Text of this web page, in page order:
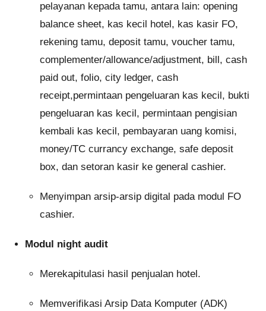
pelayanan kepada tamu, antara lain: opening
balance sheet, kas kecil hotel, kas kasir FO,
rekening tamu, deposit tamu, voucher tamu,
complementer/allowance/adjustment, bill, cash
paid out, folio, city ledger, cash
receipt,permintaan pengeluaran kas kecil, bukti
pengeluaran kas kecil, permintaan pengisian
kembali kas kecil, pembayaran uang komisi,
money/TC currancy exchange, safe deposit
box, dan setoran kasir ke general cashier.
Menyimpan arsip-arsip digital pada modul FO
cashier.
Modul night audit
Merekapitulasi hasil penjualan hotel.
Memverifikasi Arsip Data Komputer (ADK)